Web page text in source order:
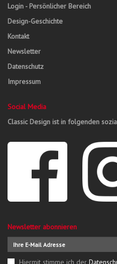
Login - Persönlicher Bereich
Design-Geschichte
Kontakt
Newsletter
Datenschutz
Impressum
Social Media
Classic Design ist in folgenden
Newsletter abonnieren
Hiermit stimme ich der